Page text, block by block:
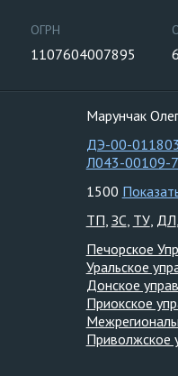
ОГРН
1107604007895
Марунчак
ДЭ-00-
Л043-00109-
1500
ТП ЗС ТУ ДЛ
Печорское
Уральское
Донское
Приокское
Приволжское